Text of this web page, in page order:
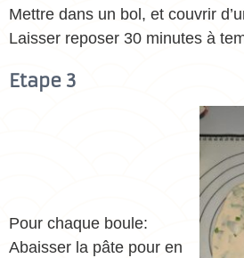
Mettre dans un bol, et couvrir
Laisser reposer 30 minutes à
Etape 3
Pour chaque boule:
Abaisser la pâte pour en